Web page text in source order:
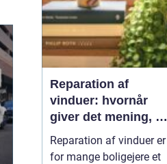
situation kan en09
February 2026
Reparation af
vinduer: hvornår
giver det mening, og
hvad skal du
vælge?
Reparation af vinduer er
for mange boligejere et